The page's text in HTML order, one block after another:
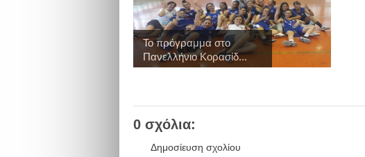
Το πρόγραμμα στο
Πανελλήνιο Κορασίδ...
0 σχόλια:
Δημοσίευση σχολίου